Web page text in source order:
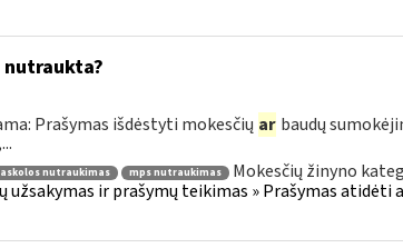
Prašymas išdėstyti mokesčių ar baudų
nutraukimas mps nutraukimas
Mokesčių žinyno
užsakymas ir prašymų teikimas » Prašymas atidėti